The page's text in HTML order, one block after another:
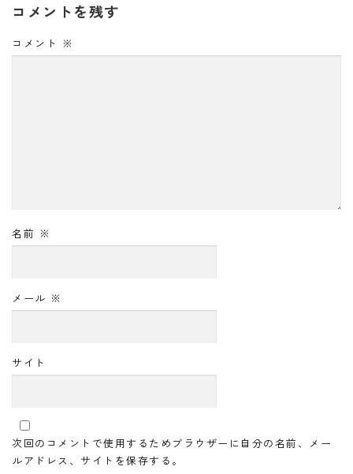
コメントを残す
コメント ※
名前 ※
メール ※
サイト
次回のコメントで使用するためブラウザーに自分の名前、メー
ルアドレス、サイトを保存する。